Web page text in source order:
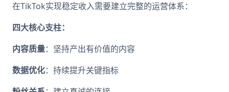
在TikTok实现稳定收入需要建立完整的运营体系：
四大核心支柱：
内容质量：坚持产出有价值的内容
数据优化：持续提升关键指标